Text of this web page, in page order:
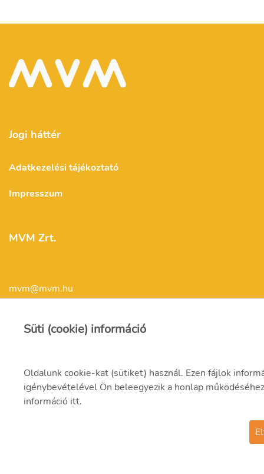
Jogi háttér
Adatkezelési tájékoztató
Impresszum
MVM Zrt.
mvm@mvm.hu
Szentendrei út 207-209.
Süti (cookie) információ
Oldalunk cookie-kat (sütiket) használ. Ezen fájlok
igénybevételével Ön beleegyezik a honlap
információ itt.